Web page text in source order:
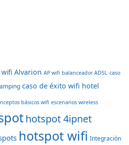
wifi Alvarion AP wifi balanceador ADSL caso
caso de éxito wifi hotel
básicos wifi escenarios wireless
hotspot 4ipnet
hotspot wifi Integración